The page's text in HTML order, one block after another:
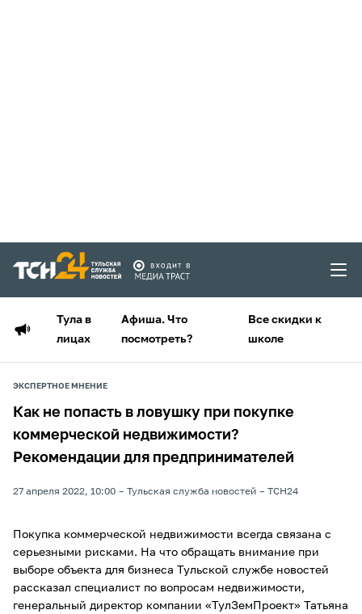
Тула в
лицах
Афиша. Что
посмотреть?
Все скидки к
школе
ЭКСПЕРТНОЕ МНЕНИЕ
Как не попасть в ловушку при покупке
коммерческой недвижимости?
Рекомендации для предпринимателей
27 апреля 2022, 10:00 Тульская служба новостей ТСН24
Покупка коммерческой недвижимости всегда связана с
серьезными рисками. На что обращать внимание при
выборе объекта для бизнеса Тульской службе новостей
рассказал специалист по вопросам недвижимости,
генеральный директор компании «ТулЗемПроект» Татьяна